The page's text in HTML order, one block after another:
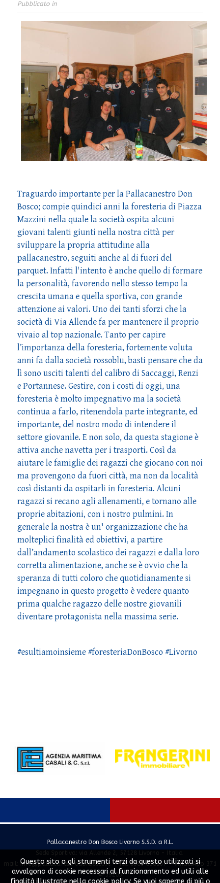
Pubblicato in
Traguardo importante per la Pallacanestro Don
Bosco; compie quindici anni la foresteria di Piazza
Mazzini nella quale la società ospita alcuni
giovani talenti giunti nella nostra città per
sviluppare la propria attitudine alla
pallacanestro, seguiti anche al di fuori del
parquet. Infatti l'intento è anche quello di formare
la personalità, favorendo nello stesso tempo la
crescita umana e quella sportiva, con grande
attenzione ai valori. Uno dei tanti sforzi che la
società di Via Allende fa per mantenere il proprio
vivaio al top nazionale. Tanto per capire
l’importanza della foresteria, fortemente voluta
anni fa dalla società rossoblu, basti pensare che da
lì sono usciti talenti del calibro di Saccaggi, Renzi
e Portannese. Gestire, con i costi di oggi, una
foresteria è molto impegnativo ma la società
continua a farlo, ritenendola parte integrante, ed
importante, del nostro modo di intendere il
settore giovanile. E non solo, da questa stagione è
attiva anche navetta per i trasporti. Così da
aiutare le famiglie dei ragazzi che giocano con noi
ma provengono da fuori città, ma non da località
così distanti da ospitarli in foresteria. Alcuni
ragazzi si recano agli allenamenti, e tornano alle
proprie abitazioni, con i nostro pulmini. In
generale la nostra è un' organizzazione che ha
molteplici finalità ed obiettivi, a partire
dall’andamento scolastico dei ragazzi e dalla loro
corretta alimentazione, anche se è ovvio che la
speranza di tutti coloro che quotidianamente si
impegnano in questo progetto è vedere quanto
prima qualche ragazzo delle nostre giovanili
diventare protagonista nella massima serie.
#esultiamoinsieme #foresteriaDonBosco #Livorno
Pallacanestro Don Bosco Livorno S.S.D. a R.L.
Sede Sportiva: via Allende 2, 57128 Livorno - Italia
mail: info@pallacanestrodonbosco.it - Tel. 0586 858167 - WhatsApp 371
4739203
Questo sito o gli strumenti terzi da questo utilizzati si
avvalgono di cookie necessari al funzionamento ed utili alle
finalità illustrate nella cookie policy. Se vuoi saperne di più o